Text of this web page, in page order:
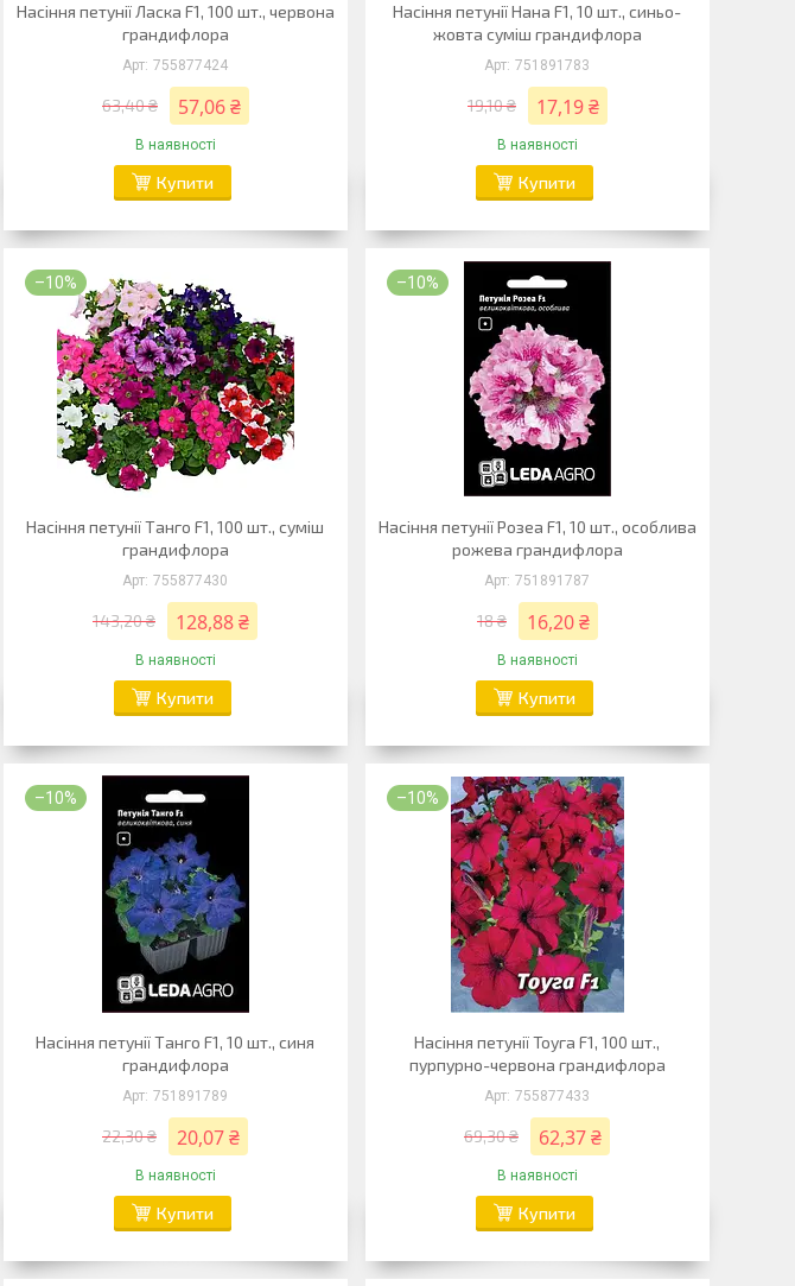
Насіння петунії Ласка F1, 100 шт., червона
грандифлора
755877424
63,40 ₴ 57,06 ₴
В наявності
Купити
Насіння петунії Нана F1, 10 шт., синьо-
жовта суміш грандифлора
751891783
19,10 ₴ 17,19 ₴
В наявності
Купити
–10%
Насіння петунії Танго F1, 100 шт., суміш
грандифлора
755877430
143,20 ₴ 128,88 ₴
В наявності
Купити
–10%
Насіння петунії Розеа F1, 10 шт., особлива
рожева грандифлора
751891787
18 ₴ 16,20 ₴
В наявності
Купити
–10%
Насіння петунії Танго F1, 10 шт., синя
грандифлора
751891789
22,30 ₴ 20,07 ₴
В наявності
Купити
–10%
Насіння петунії Тоуга F1, 100 шт.,
пурпурно-червона грандифлора
755877433
69,30 ₴ 62,37 ₴
В наявності
Купити